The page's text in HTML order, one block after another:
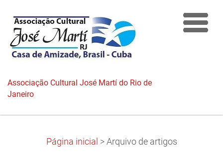
Associação Cultural José Martí do Rio de
Janeiro
Página inicial > Arquivo de artigos